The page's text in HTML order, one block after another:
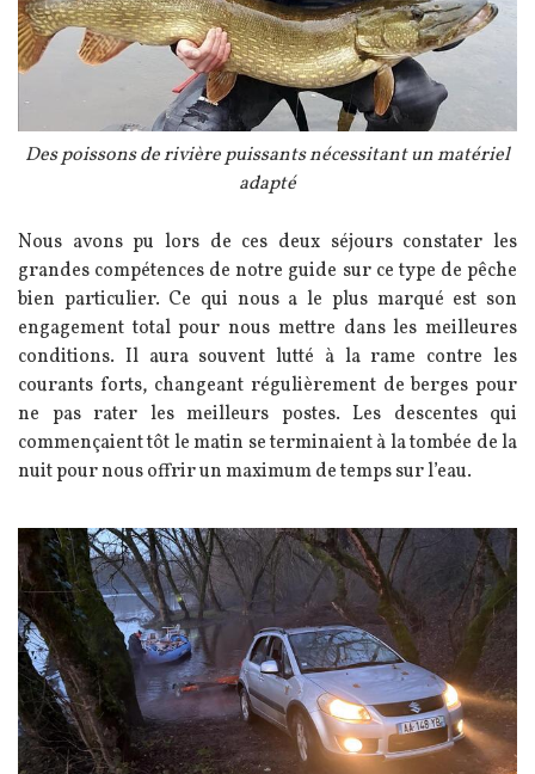
Légende
Des poissons de rivière puissants nécessitant un matériel
adapté
Texte
Nous avons pu lors de ces deux séjours constater les
grandes compétences de notre guide sur ce type de pêche
bien particulier. Ce qui nous a le plus marqué est son
engagement total pour nous mettre dans les meilleures
conditions. Il aura souvent lutté à la rame contre les
courants forts, changeant régulièrement de berges pour
ne pas rater les meilleurs postes. Les descentes qui
commençaient tôt le matin se terminaient à la tombée de la
nuit pour nous offrir un maximum de temps sur l’eau.
Image